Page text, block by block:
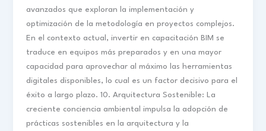
avanzados que exploran la implementación y
optimización de la metodología en proyectos complejos.
En el contexto actual, invertir en capacitación BIM se
traduce en equipos más preparados y en una mayor
capacidad para aprovechar al máximo las herramientas
digitales disponibles, lo cual es un factor decisivo para el
éxito a largo plazo. 10. Arquitectura Sostenible: La
creciente conciencia ambiental impulsa la adopción de
prácticas sostenibles en la arquitectura y la